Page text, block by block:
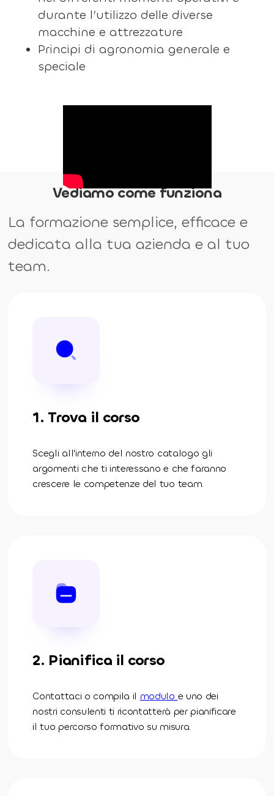
durante l’utilizzo delle diverse
macchine e attrezzature
Principi di agronomia generale e
speciale
Vediamo come funziona
La formazione semplice, efficace e
dedicata alla tua azienda e al tuo
team.
1. Trova il corso
Scegli all'interno del nostro catalogo gli
argomenti che ti interessano e che faranno
crescere le competenze del tuo team.
2. Pianifica il corso
Contattaci o compila il modulo e uno dei
nostri consulenti ti ricontatterà per pianificare
il tuo percorso formativo su misura.